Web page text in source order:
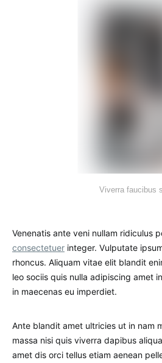
Viverra faucibus
Venenatis ante veni nullam ridiculus
consectetuer integer. Vulputate
rhoncus. Aliquam vitae elit blandit
leo sociis quis nulla adipiscing amet
in maecenas eu imperdiet.
Ante blandit amet ultricies ut in nam
massa nisi quis viverra dapibus
amet dis orci tellus etiam aenean